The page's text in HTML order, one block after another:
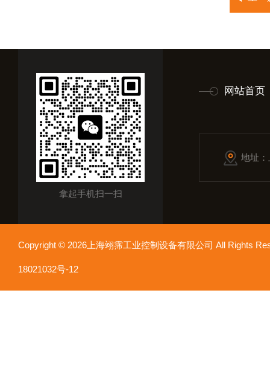
拿起手机扫一扫
网站首页
地址
Copyright © 2026上海翊霈工业控制设备有限公司 All Rights
18021032号-12